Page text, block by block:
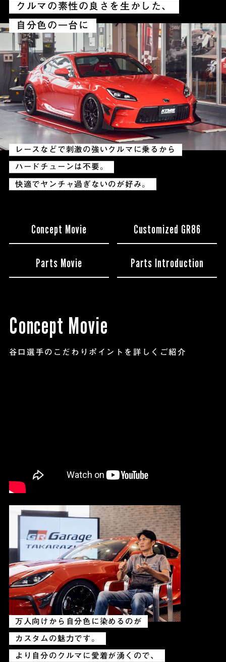
クルマの素性の良さを生かした、
自分色の一台に
レースなどで刺激の強いクルマに乗るから
ハードチューンは不要。
快適でヤンチャ過ぎないのが好み。
Concept Movie Customized GR86
Parts Movie Parts Introduction
Concept Movie
谷口選手のこだわりポイントを詳しくご紹介
万人向けから自分色に染めるのが
カスタムの魅力です。
より自分のクルマに愛着が湧くので、